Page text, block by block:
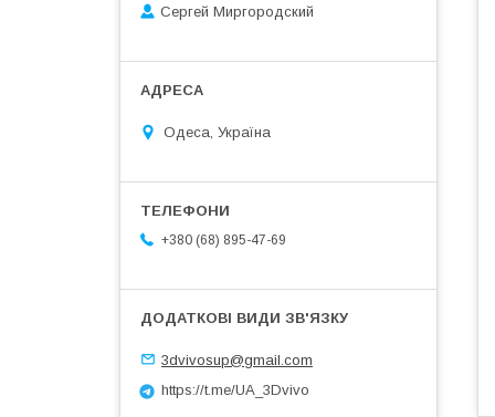
Сергей Миргородский
Одеса, Україна
+380 (68) 895-47-69
3dvivosup@gmail.com
https://t.me/UA_3Dvivo